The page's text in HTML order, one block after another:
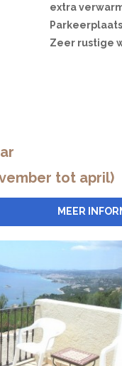
extra
Zeer rustige
tot april)
MEER